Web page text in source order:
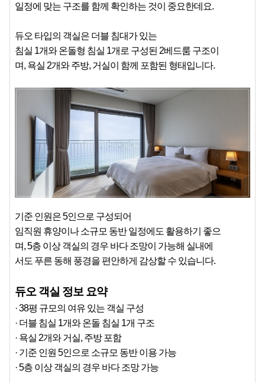
일정에 맞는 구조를 함께 확인하는 것이 중요한데요.
듀오 타입의 객실은 더블 침대가 있는
침실 1개와 온돌형 침실 1개로 구성된 2베드룸 구조이
며, 욕실 2개와 주방, 거실이 함께 포함된 형태입니다.
기준 인원은 5인으로 구성되어
임직원 휴양이나 소규모 동반 일정에도 활용하기 좋으
며, 5층 이상 객실의 경우 바다 조망이 가능해 실내에
서도 푸른 동해 풍경을 편안하게 감상할 수 있습니다.
듀오 객실 정보 요약
· 38평 규모의 여유 있는 객실 구성
· 더블 침실 1개와 온돌 침실 1개 구조
· 욕실 2개와 거실, 주방 포함
· 기준 인원 5인으로 소규모 동반 이용 가능
· 5층 이상 객실의 경우 바다 조망 가능